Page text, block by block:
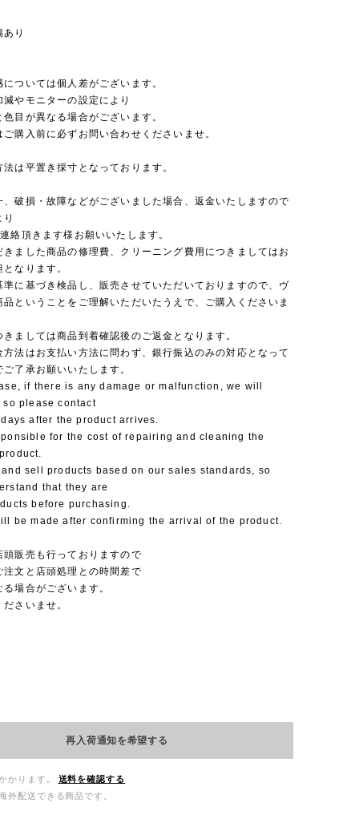
り
ついては個人差がございます。
やモニターの設定により
目が異なる場合がございます。
購入前に必ずお問い合わせくださいませ。
は平置き採寸となっております。
、破損・故障などがございました場合、返金いたしますので
絡頂きます様お願いいたします。
きました商品の修理費、クリーニング費用につきましてはお
なります。
準に基づき検品し、販売させていただいておりますので、ヴ
品ということをご理解いただいたうえで、ご購入くださいま
ましては商品到着確認後のご返金となります。
方法はお支払い方法に問わず、銀行振込のみの対応となって
了承お願いいたします。
if there is any damage or malfunction, we will
so please contact
after the product arrives.
for the cost of repairing and cleaning the
sell products based on our sales standards, so
that they are
before purchasing.
be made after confirming the arrival of the product.
販売も行っておりますので
注文と店頭処理との時間差で
場合がございます。
さいませ。
再入荷通知を希望する
かります。
送料を確認する
外配送できる商品です。